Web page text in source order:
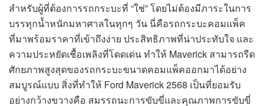
สำหรับผู้ที่ต้องการรถกระบะที่ “ใช่” โดยไม่ต้องมีภาระในการ
บรรทุกน้ำหนักมหาศาลในทุกๆ วัน นี่คือรถกระบะคอมแพ็ค
ที่มาพร้อมราคาที่เข้าถึงง่าย ประสิทธิภาพที่น่าประทับใจ และ
ความประหยัดเชื้อเพลิงที่โดดเด่น ทำให้ Maverick สามารถรีด
ศักยภาพสูงสุดของรถกระบะขนาดคอมแพ็คออกมาได้อย่าง
สมบูรณ์แบบ สิ่งที่ทำให้ Ford Maverick 2568 เป็นที่ยอมรับ
อย่างกว้างขวางคือ สมรรถนะการขับขี่และคุณภาพการขับขี่